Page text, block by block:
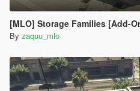
[MLO] Storage Families [Add-
By zaquu_mlo